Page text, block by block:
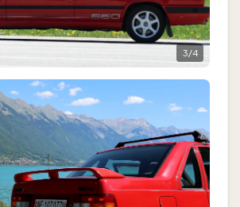
3/4